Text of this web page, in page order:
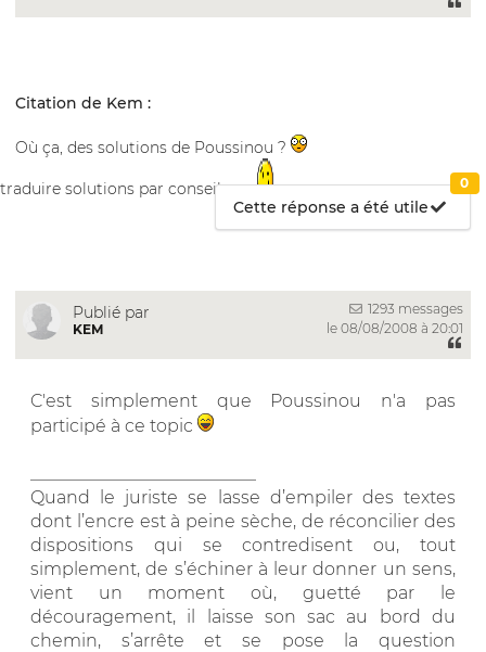
Citation de Kem :
Où ça, des solutions de Poussinou ?
traduire solutions par conseils....
Cette réponse a été utile
0
Publié par
KEM
1293 messages
le 08/08/2008 à 20:01
C'est simplement que Poussinou n'a pas
participé à ce topic
Quand le juriste se lasse d’empiler des textes
dont l’encre est à peine sèche, de réconcilier des
dispositions qui se contredisent ou, tout
simplement, de s’échiner à leur donner un sens,
vient un moment où, guetté par le
découragement, il laisse son sac au bord du
chemin, s’arrête et se pose la question